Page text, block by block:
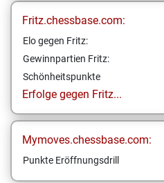
Fritz.chessbase.com:
Elo gegen Fritz:
Gewinnpartien Fritz:
Schönheitspunkte
Erfolge gegen Fritz...
Mymoves.chessbase.com:
Punkte Eröffnungsdrill